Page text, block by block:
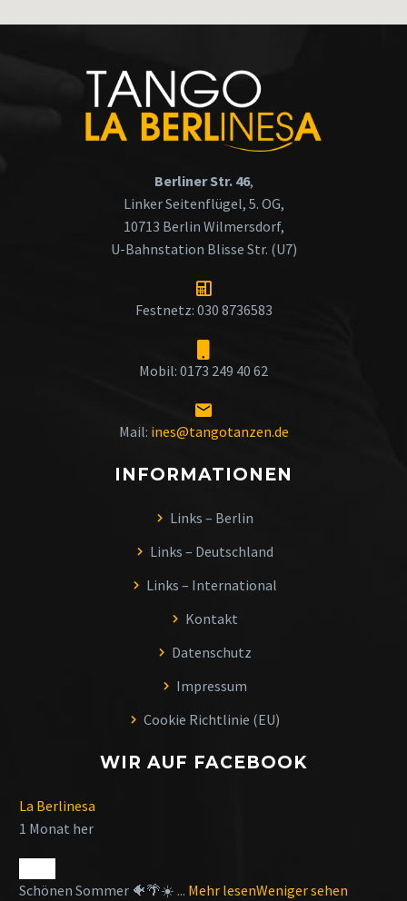
Berliner Str. 46,
Linker Seitenflügel, 5. OG,
10713 Berlin Wilmersdorf,
U-Bahnstation Blisse Str. (U7)
Festnetz: 030 8736583
Mobil: 0173 249 40 62
Mail: ines@tangotanzen.de
INFORMATIONEN
Links – Berlin
Links – Deutschland
Links – International
Kontakt
Datenschutz
Impressum
Cookie Richtlinie (EU)
WIR AUF FACEBOOK
La Berlinesa
1 Monat her
Schönen Sommer 🐠🌴☀️ ... Mehr lesenWeniger sehen